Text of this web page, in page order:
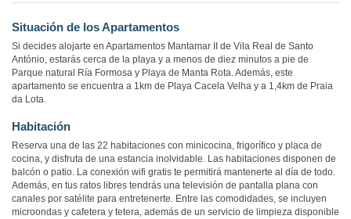
Situación de los Apartamentos
Si decides alojarte en Apartamentos Mantamar II de Vila Real de Santo
António, estarás cerca de la playa y a menos de diez minutos a pie de
Parque natural Ría Formosa y Playa de Manta Rota. Además, este
apartamento se encuentra a 1km de Playa Cacela Velha y a 1,4km de Praia
da Lota.
Habitación
Reserva una de las 22 habitaciones con minicocina, frigorífico y placa de
cocina, y disfruta de una estancia inolvidable. Las habitaciones disponen de
balcón o patio. La conexión wifi gratis te permitirá mantenerte al día de todo.
Además, en tus ratos libres tendrás una televisión de pantalla plana con
canales por satélite para entretenerte. Entre las comodidades, se incluyen
microondas y cafetera y tetera, además de un servicio de limpieza disponible